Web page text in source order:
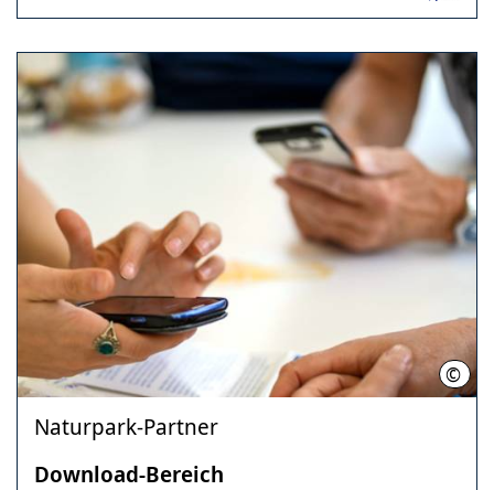
©
Naturpark-Partner
Download-Bereich